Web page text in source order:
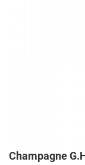
Champagne